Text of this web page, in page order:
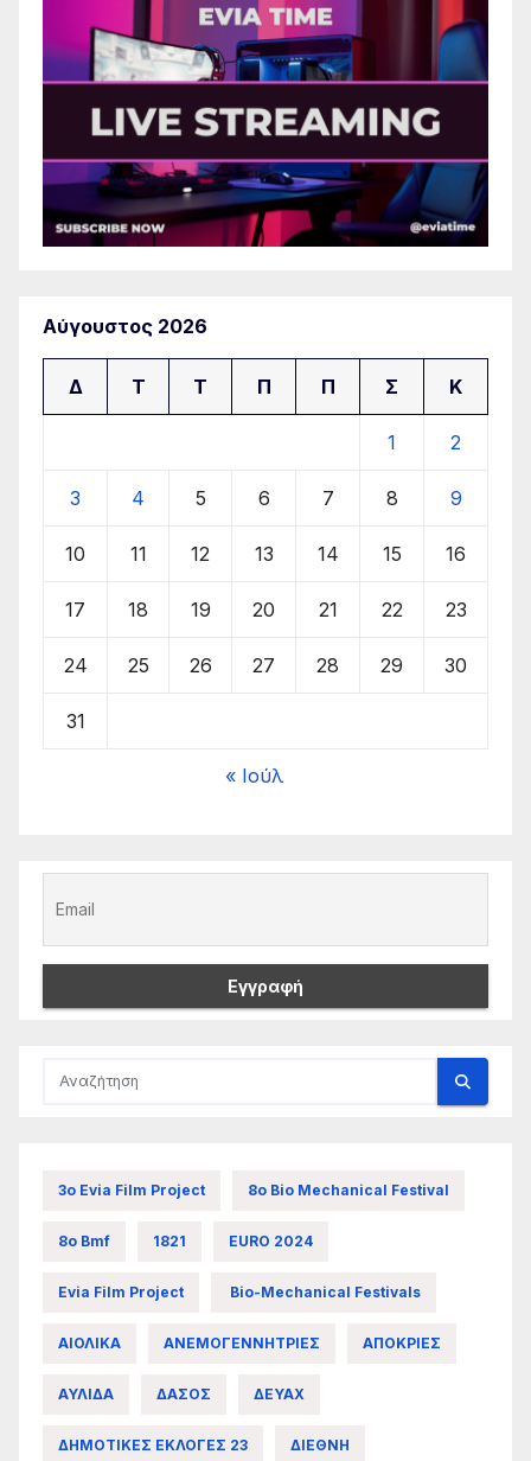
Αύγουστος 2026
Δ Τ Τ Π Π Σ Κ
1 2
3 4 5 6 7 8 9
10 11 12 13 14 15 16
17 18 19 20 21 22 23
24 25 26 27 28 29 30
31
« Ιούλ
3ο Evia Film Project 8ο Bio Mechanical Festival
8ο Bmf 1821 EURO 2024
Evia Film Project Bio-Mechanical Festivals
ΑΙΟΛΙΚΑ ΑΝΕΜΟΓΕΝΝΗΤΡΙΕΣ ΑΠΟΚΡΙΕΣ
ΑΥΛΙΔΑ ΔΑΣΟΣ ΔΕΥΑΧ
ΔΗΜΟΤΙΚΕΣ ΕΚΛΟΓΕΣ 23 ΔΙΕΘΝΗ